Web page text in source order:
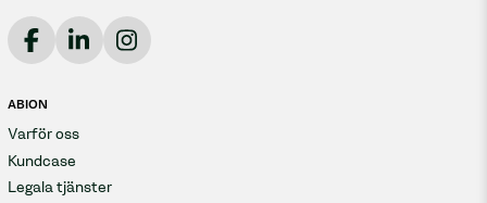
Säkerhetsåtgärder
Leta efter kryptering, borttagning av metadata
och säkra överföringsprotokoll som TLS för att
förhindra avlyssning av e-post.
ABION
Varför oss
Kundcase
Legala tjänster